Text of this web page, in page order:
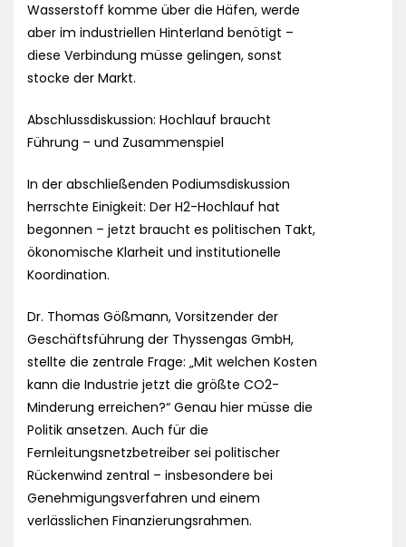
Wasserstoff komme über die Häfen, werde
aber im industriellen Hinterland benötigt –
diese Verbindung müsse gelingen, sonst
stocke der Markt.
Abschlussdiskussion: Hochlauf braucht
Führung – und Zusammenspiel
In der abschließenden Podiumsdiskussion
herrschte Einigkeit: Der H2-Hochlauf hat
begonnen – jetzt braucht es politischen Takt,
ökonomische Klarheit und institutionelle
Koordination.
Dr. Thomas Gößmann, Vorsitzender der
Geschäftsführung der Thyssengas GmbH,
stellte die zentrale Frage: „Mit welchen Kosten
kann die Industrie jetzt die größte CO2-
Minderung erreichen?“ Genau hier müsse die
Politik ansetzen. Auch für die
Fernleitungsnetzbetreiber sei politischer
Rückenwind zentral – insbesondere bei
Genehmigungsverfahren und einem
verlässlichen Finanzierungsrahmen.